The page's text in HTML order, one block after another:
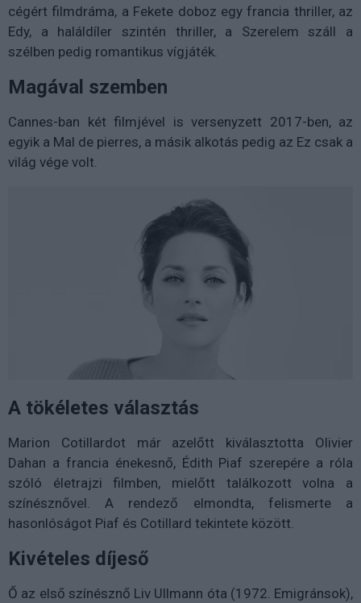
cégért filmdráma, a Fekete doboz egy francia thriller, az
Edy, a haláldíler szintén thriller, a Szerelem száll a
szélben pedig romantikus vígjáték.
Magával szemben
Cannes-ban két filmjével is versenyzett 2017-ben, az
egyik a Mal de pierres, a másik alkotás pedig az Ez csak a
világ vége volt.
A tökéletes választás
Marion Cotillardot már azelőtt kiválasztotta Olivier
Dahan a francia énekesnő, Édith Piaf szerepére a róla
szóló életrajzi filmben, mielőtt találkozott volna a
színésznővel. A rendező elmondta, felismerte a
hasonlóságot Piaf és Cotillard tekintete között.
Kivételes díjeső
Ő az első színésznő Liv Ullmann óta (1972. Emigránsok),